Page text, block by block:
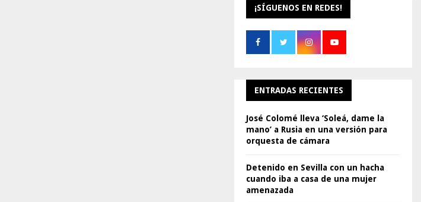
¡SÍGUENOS EN REDES!
ENTRADAS RECIENTES
José Colomé lleva ‘Soleá, dame la
mano’ a Rusia en una versión para
orquesta de cámara
Detenido en Sevilla con un hacha
cuando iba a casa de una mujer
amenazada